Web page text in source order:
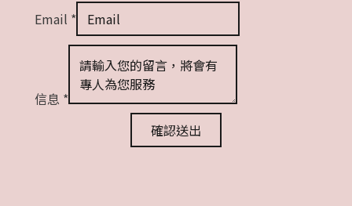
Email *
信息 *
確認送出